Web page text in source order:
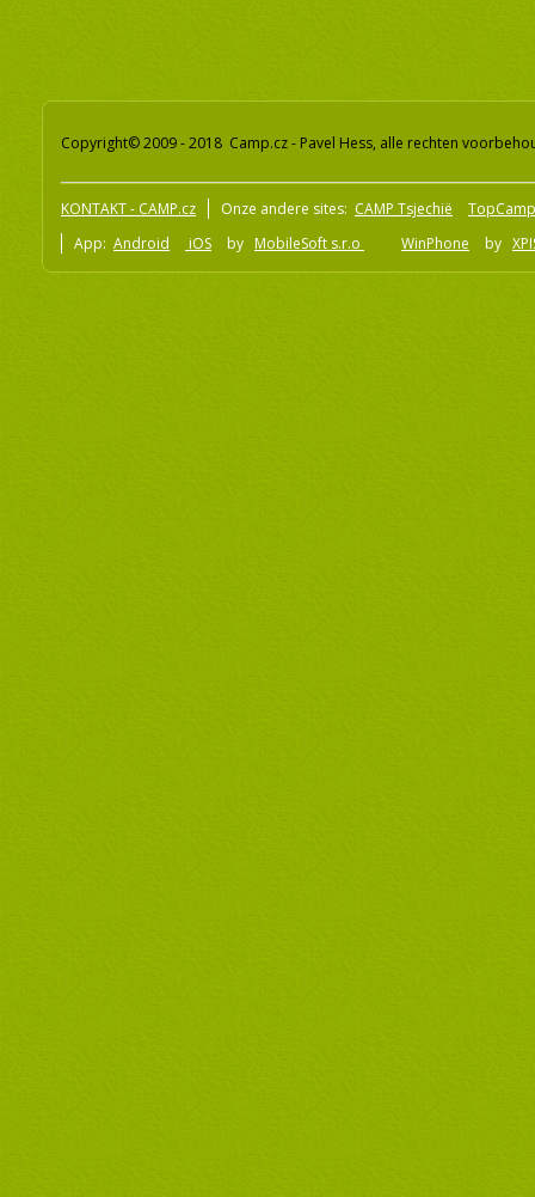
Copyright© 2009 - 2018 Camp.cz - Pavel Hess, alle rechten
KONTAKT - CAMP.cz Onze andere sites: CAMP Tsjechië
App: Android iOS by MobileSoft s.r.o WinPhone by